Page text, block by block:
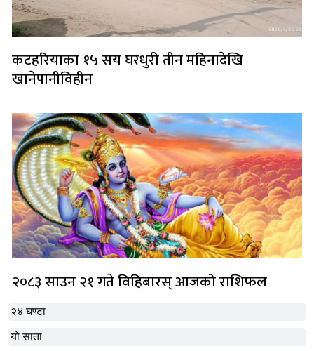
२४ घण्टा
यो साता
कटहरियाका १५ सय घरधुरी तीन महिनादेखि
खानेपानीविहीन
२०८३ साउन २१ गते विहिबारस् आजको राशिफल